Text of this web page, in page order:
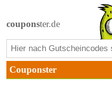
couponster.de